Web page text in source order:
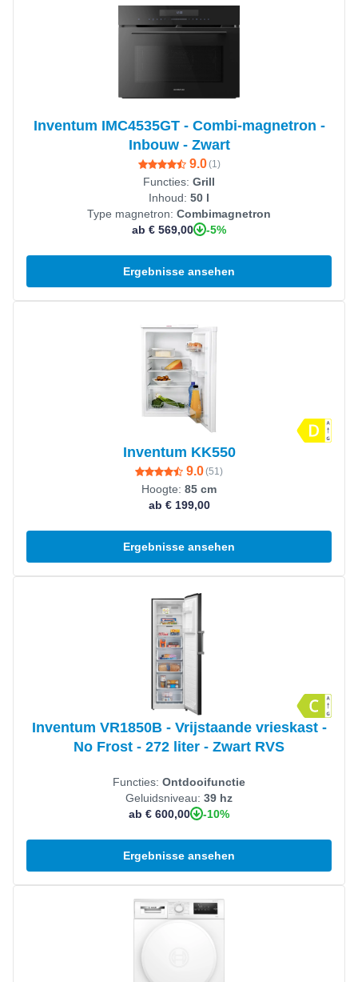
Inventum IMC4535GT - Combi-magnetron -
Inbouw - Zwart
9.0(1 )
Functies: Grill
Inhoud: 50 l
Type magnetron: Combimagnetron
ab € 569,00
-5%
Ergebnisse ansehen
Inventum KK550
9.0(51 )
Hoogte: 85 cm
ab € 199,00
Ergebnisse ansehen
Inventum VR1850B - Vrijstaande vrieskast -
No Frost - 272 liter - Zwart RVS
Functies: Ontdooifunctie
Geluidsniveau: 39 hz
ab € 600,00
-10%
Ergebnisse ansehen